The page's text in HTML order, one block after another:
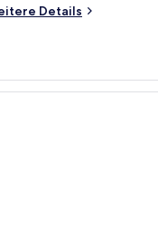
Details
und einer Toilette.
Schreibtisch